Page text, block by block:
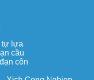
tự lựa
cầu
côn